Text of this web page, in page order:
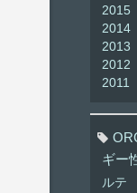
2015
2014
2013
2012
2011
ギー
ルテ